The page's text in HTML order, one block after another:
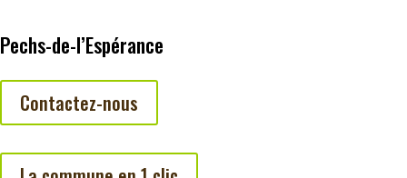
Pechs-de-l’Espérance
Contactez-nous